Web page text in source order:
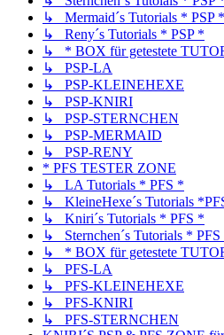
↳ Mermaid´s Tutorials * PSP *
↳ Reny´s Tutorials * PSP *
↳ * BOX für getestete
↳ PSP-LA
↳ PSP-KLEINEHEXE
↳ PSP-KNIRI
↳ PSP-STERNCHEN
↳ PSP-MERMAID
↳ PSP-RENY
* PFS TESTER ZONE
↳ LA Tutorials * PFS *
↳ KleineHexe´s Tutorials
↳ Kniri´s Tutorials * PFS *
↳ Sternchen´s Tutorials * PFS
↳ * BOX für getestete
↳ PFS-LA
↳ PFS-KLEINEHEXE
↳ PFS-KNIRI
↳ PFS-STERNCHEN